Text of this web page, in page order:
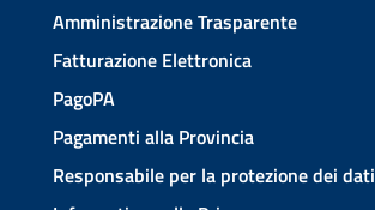
Amministrazione Trasparente
Fatturazione Elettronica
PagoPA
Pagamenti alla Provincia
Responsabile per la protezione dei dati